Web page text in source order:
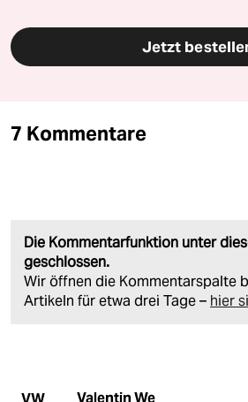
Jetzt
7 Kommentare
Die Kommentarfunktion unter
geschlossen.
Wir öffnen die Kommentarspalte
Artikeln für etwa drei Tage – hier
Valentin We